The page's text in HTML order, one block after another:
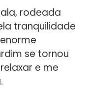
rodeada
tranquilidade
se tornou
e me